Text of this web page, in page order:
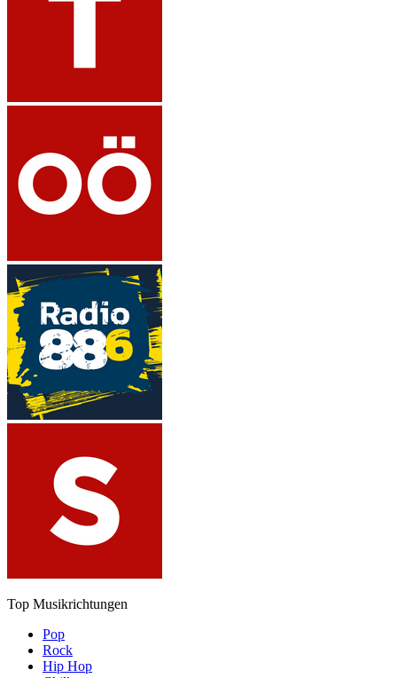
Top Musikrichtungen
Pop
Rock
Hip Hop